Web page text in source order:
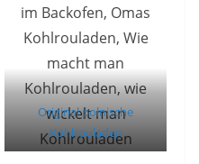
Original polnische
Kohlrouladen